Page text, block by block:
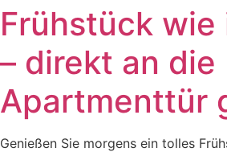
Frühstück wie
– direkt an die
Apartmenttür
Genießen Sie morgens ein tolles